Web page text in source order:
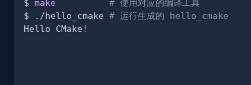
$ make
# 使用对应的编译工具
$ ./hello_cmake # 运行生成的 hello_cmake
Hello CMake !